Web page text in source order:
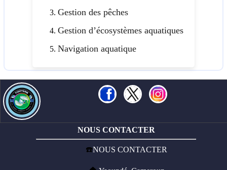
Gestion des pêches
Gestion d’écosystèmes aquatiques
Navigation aquatique
NOUS CONTACTER
☎️NOUS CONTACTER